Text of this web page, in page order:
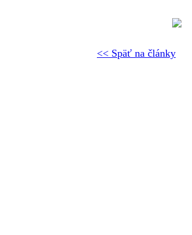
<< Späť na články